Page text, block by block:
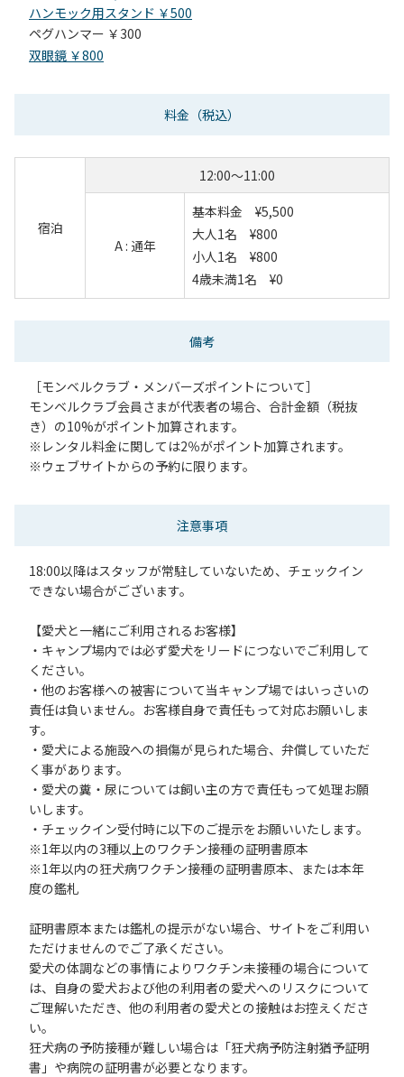
ハンモック用スタンド ￥500
ペグハンマー ￥300
双眼鏡 ￥800
料金 （税込）
宿泊
12:00～11:00
A : 通年
基本料金 ¥5,500
大人1名 ¥800
小人1名 ¥800
4歳未満1名 ¥0
備考
［モンベルクラブ・メンバーズポイントについて］
モンベルクラブ会員さまが代表者の場合、合計金額（税抜
き）の10%がポイント加算されます。
※レンタル料金に関しては2％がポイント加算されます。
※ウェブサイトからの予約に限ります。
注意事項
18:00以降はスタッフが常駐していないため、チェックイン
できない場合がございます。
【愛犬と一緒にご利用されるお客様】
・キャンプ場内では必ず愛犬をリードにつないでご利用して
ください。
・他のお客様への被害について当キャンプ場ではいっさいの
責任は負いません。お客様自身で責任もって対応お願いしま
す。
・愛犬による施設への損傷が見られた場合、弁償していただ
く事があります。
・愛犬の糞・尿については飼い主の方で責任もって処理お願
いします。
・チェックイン受付時に以下のご提示をお願いいたします。
※1年以内の3種以上のワクチン接種の証明書原本
※1年以内の狂犬病ワクチン接種の証明書原本、または本年
度の鑑札
証明書原本または鑑札の提示がない場合、サイトをご利用い
ただけませんのでご了承ください。
愛犬の体調などの事情によりワクチン未接種の場合について
は、自身の愛犬および他の利用者の愛犬へのリスクについて
ご理解いただき、他の利用者の愛犬との接触はお控えくださ
い。
狂犬病の予防接種が難しい場合は「狂犬病予防注射猶予証明
書」や病院の証明書が必要となります。